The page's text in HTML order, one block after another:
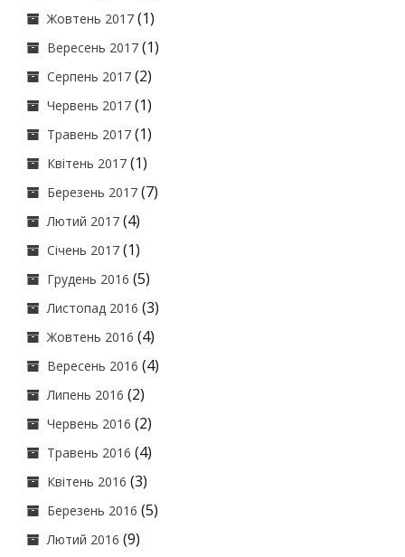
Жовтень 2017 (1)
Вересень 2017 (1)
Серпень 2017 (2)
Червень 2017 (1)
Травень 2017 (1)
Квітень 2017 (1)
Березень 2017 (7)
Лютий 2017 (4)
Січень 2017 (1)
Грудень 2016 (5)
Листопад 2016 (3)
Жовтень 2016 (4)
Вересень 2016 (4)
Липень 2016 (2)
Червень 2016 (2)
Травень 2016 (4)
Квітень 2016 (3)
Березень 2016 (5)
Лютий 2016 (9)